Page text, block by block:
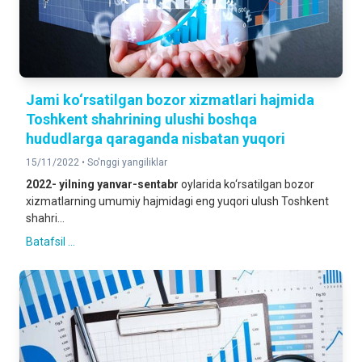
Jami ko‘rsatilgan bozor xizmatlari hajmida
Toshkent shahrining ulushi boshqa
hududlarga qaraganda nisbatan yuqori
15/11/2022 • So'nggi yangiliklar
2022- yilning yanvar-sentabr oylarida ko‘rsatilgan bozor
xizmatlarning umumiy hajmidagi eng yuqori ulush Toshkent
shahri...
Batafsil ...